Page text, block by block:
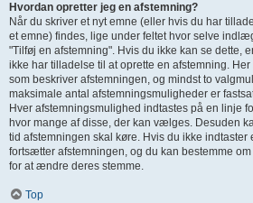
Hvordan opretter jeg en afstemning?
Når du skriver et nyt emne (eller hvis du har
et emne) findes, lige under feltet hvor selve
"Tilføj en afstemning". Hvis du ikke kan se dette,
ikke har tilladelse til at oprette en afstemning.
som beskriver afstemningen, og mindst to
maksimale antal afstemningsmuligheder er
Hver afstemningsmulighed indtastes på en linje
hvor mange af disse, der kan vælges. Desuden
tid afstemningen skal køre. Hvis du ikke indtaster
fortsætter afstemningen, og du kan bestemme
for at ændre deres stemme.
Top